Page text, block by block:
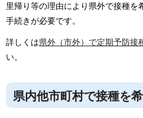
里帰り等の理由により県外で接種を
手続きが必要です。
詳しくは県外（市外）で定期予防接
い。
県内他市町村で接種を